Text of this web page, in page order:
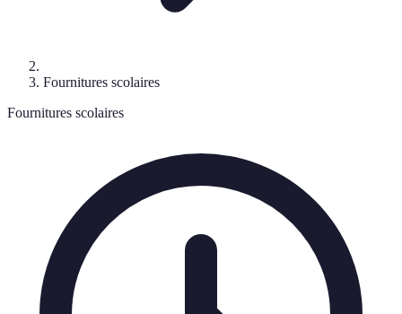
Fournitures scolaires
Fournitures scolaires